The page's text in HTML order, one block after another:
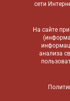
сети
На сайте
анализа